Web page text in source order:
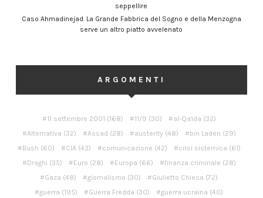
seppellire
Caso Ahmadinejad. La Grande Fabbrica del Sogno e della Menzogna
serve un altro piatto avvelenato
ARGOMENTI
11 settembre 2001 (168) 11/9 (30) al-Qa'ida (32)
Alternativa (32) Assad (28) austerity (48) bin Laden (29)
Bush (60) CIA(43) comunicazione (42) crisi sistemica (61)
Draghi (35) Euro (28) Europa (66) finanza criminale (28)
Gaza (48) giornalismo (30) Giulietto Chiesa (72)
guerra (195) Guerra Fredda (30) guerra ucraina (40)